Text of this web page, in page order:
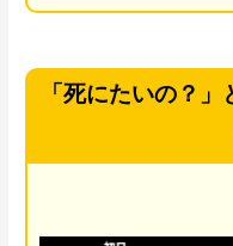
「死にたいの？